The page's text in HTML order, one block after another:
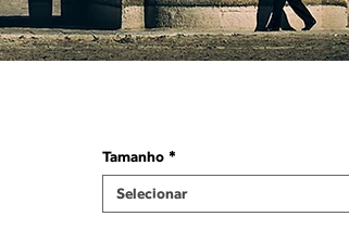
Tamanho *
Selecionar